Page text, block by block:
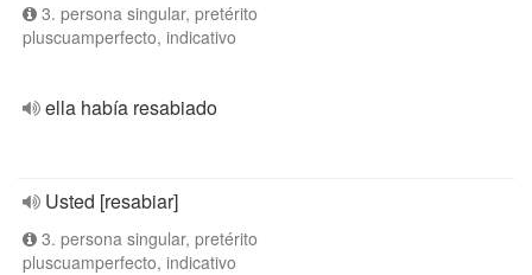
3. persona singular, pretérito
pluscuamperfecto, indicativo
ella había resabiado
Usted [resabiar]
3. persona singular, pretérito
pluscuamperfecto, indicativo